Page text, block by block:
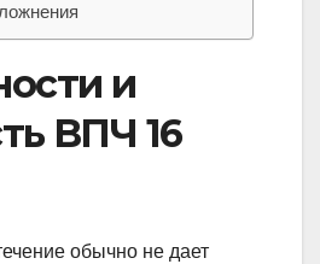
и
ВПЧ 16
обычно не дает